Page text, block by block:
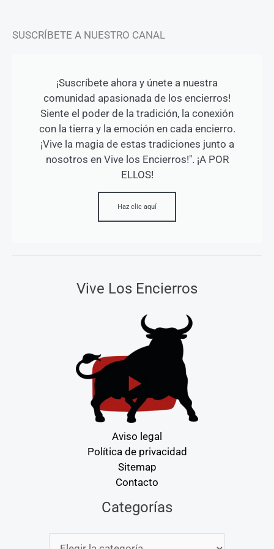
SUSCRÍBETE A NUESTRO CANAL
¡Suscríbete ahora y únete a nuestra
comunidad apasionada de los encierros!
Siente el poder de la tradición, la conexión
con la tierra y la emoción en cada encierro.
¡Vive la magia de estas tradiciones junto a
nosotros en Vive los Encierros!". ¡A POR
ELLOS!
Haz clic aquí
Vive Los Encierros
Aviso legal
Política de privacidad
Sitemap
Contacto
Categorías